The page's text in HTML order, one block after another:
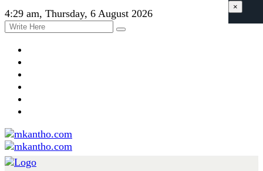
4:29 am, Thursday, 6 August 2026
×